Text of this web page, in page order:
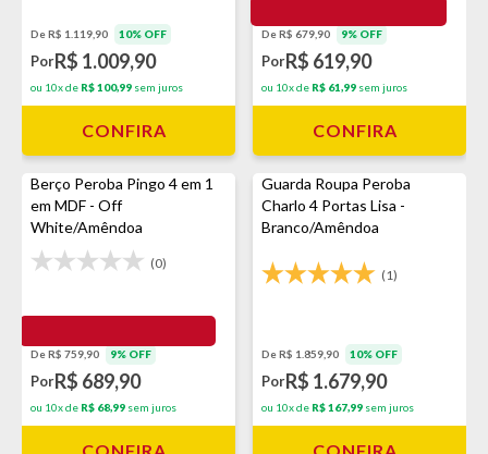
De R$ 1.119,90 10% OFF
PorR$ 1.009,90
ou 10x de R$ 100,99 sem juros
CONFIRA
De R$ 679,90 9% OFF
PorR$ 619,90
ou 10x de R$ 61,99 sem juros
CONFIRA
Berço Peroba Pingo 4 em 1
em MDF - Off
White/Amêndoa
(0)
De R$ 759,90 9% OFF
PorR$ 689,90
ou 10x de R$ 68,99 sem juros
Guarda Roupa Peroba
Charlo 4 Portas Lisa -
Branco/Amêndoa
(1)
De R$ 1.859,90 10% OFF
PorR$ 1.679,90
ou 10x de R$ 167,99 sem juros